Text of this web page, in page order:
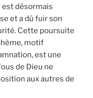
est désormais
et a dû fuir son
Cette poursuite
motif
est une
de Dieu ne
aux autres de